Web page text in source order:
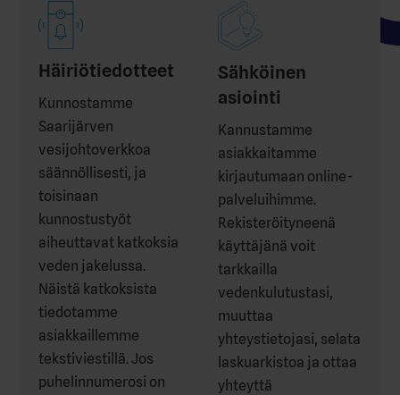
Häiriötiedotteet
Kunnostamme
Saarijärven
vesijohtoverkkoa
säännöllisesti, ja
toisinaan
kunnostustyöt
aiheuttavat katkoksia
veden jakelussa.
Näistä katkoksista
tiedotamme
asiakkaillemme
tekstiviestillä. Jos
puhelinnumerosi on
Sähköinen
asiointi
Kannustamme
asiakkaitamme
kirjautumaan online-
palveluihimme.
Rekisteröityneenä
käyttäjänä voit
tarkkailla
vedenkulutustasi,
muuttaa
yhteystietojasi, selata
laskuarkistoa ja ottaa
yhteyttä